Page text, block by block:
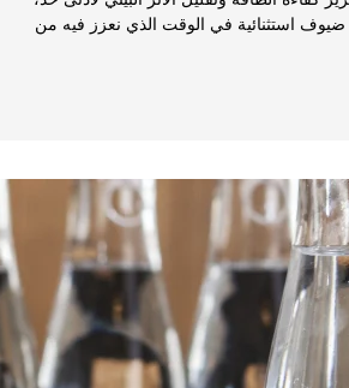
استثنائية في الوقت الذي نعزز فيه من